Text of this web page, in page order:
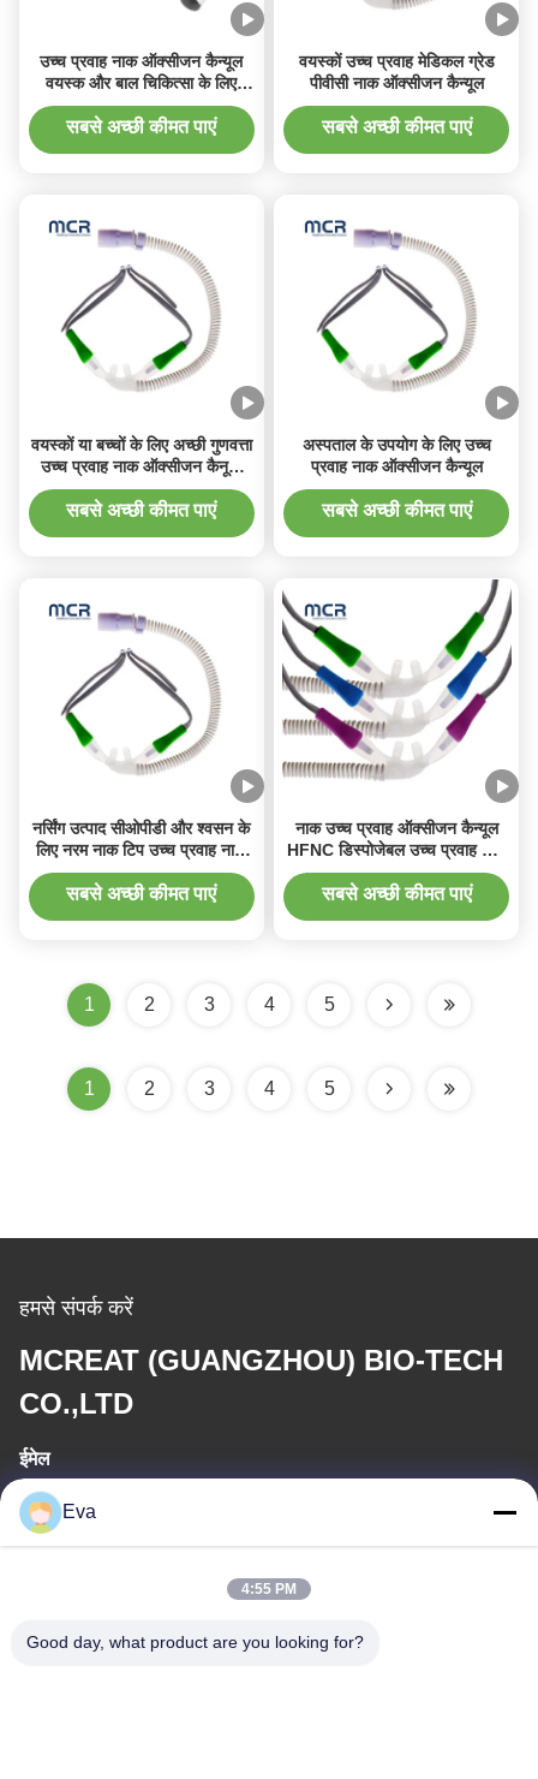
उच्च प्रवाह नाक ऑक्सीजन कैन्यूल
वयस्क और बाल चिकित्सा के लिए
विभिन्न आकार
सबसे अच्छी कीमत पाएं
वयस्कों उच्च प्रवाह मेडिकल ग्रेड
पीवीसी नाक ऑक्सीजन कैन्यूल
सबसे अच्छी कीमत पाएं
वयस्कों या बच्चों के लिए अच्छी गुणवत्ता
उच्च प्रवाह नाक ऑक्सीजन कैनूला
बिक्री के लिए
सबसे अच्छी कीमत पाएं
अस्पताल के उपयोग के लिए उच्च
प्रवाह नाक ऑक्सीजन कैन्यूल
सबसे अच्छी कीमत पाएं
नर्सिंग उत्पाद सीओपीडी और श्वसन के
लिए नरम नाक टिप उच्च प्रवाह नाक
ऑक्सीजन कैन्यूल
सबसे अच्छी कीमत पाएं
नाक उच्च प्रवाह ऑक्सीजन कैन्यूल
HFNC डिस्पोजेबल उच्च प्रवाह नाक
कैन्यूल
सबसे अच्छी कीमत पाएं
1 2 3 4 5
1 2 3 4 5
हमसे संपर्क करें
MCREAT (GUANGZHOU) BIO-TECH
CO.,LTD
ईमेल
irina@mcreatmedical.com
हमारा पता
Eva
4:55 PM
Good day, what product are you looking for?